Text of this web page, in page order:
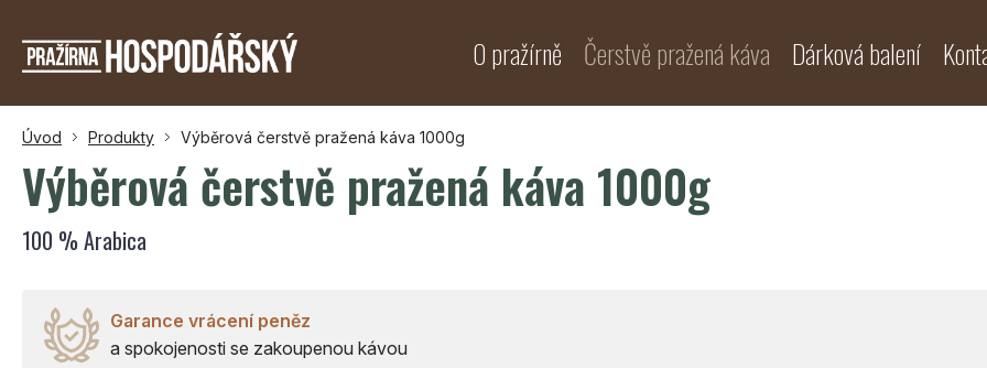
O pražírně Čerstvě pražená káva Dárková balení
Úvod Produkty Výběrová čerstvě pražená káva 1000g
Výběrová čerstvě pražená káva 1000g
100 % Arabica
Garance vrácení peněz
a spokojenosti se zakoupenou kávou